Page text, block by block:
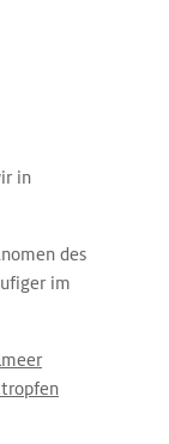
in
des
im